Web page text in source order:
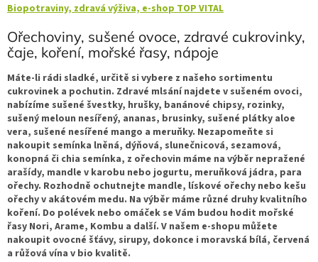
Biopotraviny, zdravá výživa, e-shop TOP VITAL
Ořechoviny, sušené ovoce, zdravé cukrovinky,
čaje, koření, mořské řasy, nápoje
Máte-li rádi sladké, určitě si vybere z našeho sortimentu
cukrovinek a pochutin. Zdravé mlsání najdete v sušeném ovoci,
nabízíme sušené švestky, hrušky, banánové chipsy, rozinky,
sušený meloun nesířený, ananas, brusinky, sušené plátky aloe
vera, sušené nesířené mango a meruňky. Nezapomeňte si
nakoupit semínka lněná, dýňová, slunečnicová, sezamová,
konopná či chia semínka, z ořechovin máme na výběr nepražené
arašídy, mandle v karobu nebo jogurtu, meruňková jádra, para
ořechy. Rozhodně ochutnejte mandle, lískové ořechy nebo kešu
ořechy v akátovém medu. Na výběr máme různé druhy kvalitního
koření. Do polévek nebo omáček se Vám budou hodit mořské
řasy Nori, Arame, Kombu a další. V našem e-shopu můžete
nakoupit ovocné šťávy, sirupy, dokonce i moravská bílá, červená
a růžová vína v bio kvalitě.